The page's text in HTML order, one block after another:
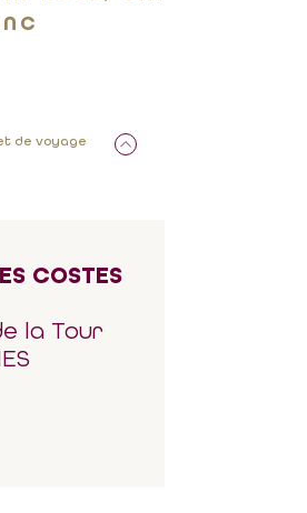
de voyage
COSTES
la Tour